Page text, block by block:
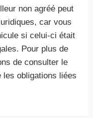
non agréé peut
car vous
si celui-ci était
Pour plus de
de consulter le
les obligations liées